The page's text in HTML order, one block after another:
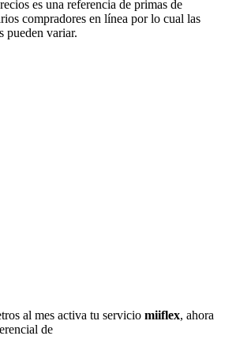
es una referencia de primas de
compradores en línea por lo cual las
pueden variar.
al mes activa tu servicio miiflex, ahora
de